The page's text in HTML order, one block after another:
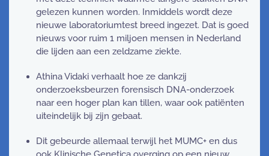
gelezen kunnen worden. Inmiddels wordt deze
nieuwe laboratoriumtest breed ingezet. Dat is goed
nieuws voor ruim 1 miljoen mensen in Nederland
die lijden aan een zeldzame ziekte.
Athina Vidaki verhaalt hoe ze dankzij
onderzoeksbeurzen forensisch DNA-onderzoek
naar een hoger plan kan tillen, waar ook patiënten
uiteindelijk bij zijn gebaat.
Dit gebeurde allemaal terwijl het MUMC+ en dus